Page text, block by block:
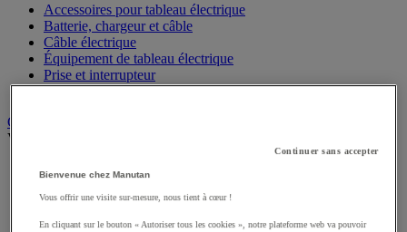
Accessoires pour tableau électrique
Batterie, chargeur et câble
Câble électrique
Équipement de tableau électrique
Prise et interrupteur
Rallonge, multiprise et enrouleur électrique
Graissage et lubrifiant
Voir toute la catégorie
Anti-adhérent
Lubrifiant et dégrippant
Outils de graissage
Continuer sans accepter
Bienvenue chez Manutan
Vous offrir une visite sur-mesure, nous tient à cœur !
En cliquant sur le bouton « Autoriser tous les cookies », notre plateforme web va pouvoir